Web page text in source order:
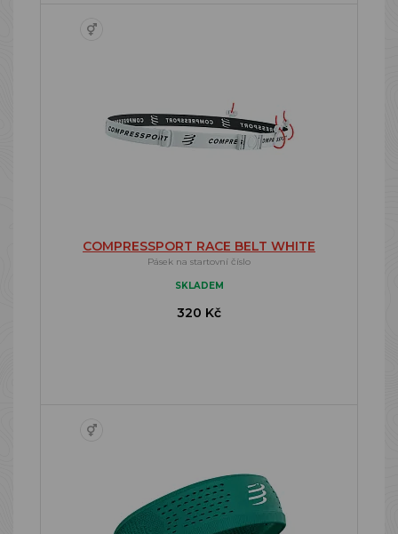
COMPRESSPORT RACE BELT WHITE
Pásek na startovní číslo
SKLADEM
320 Kč